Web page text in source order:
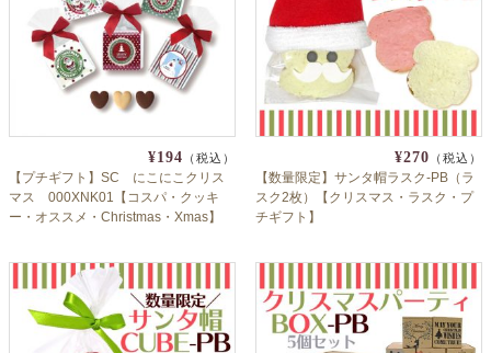
¥194 （税込）
【プチギフト】SC にこにこクリス
マス 000XNK01【コスパ・クッキ
ー・オススメ・Christmas・Xmas】
¥270 （税込）
【数量限定】サンタ帽ラスク-PB（ラ
スク2枚）【クリスマス・ラスク・プ
チギフト】